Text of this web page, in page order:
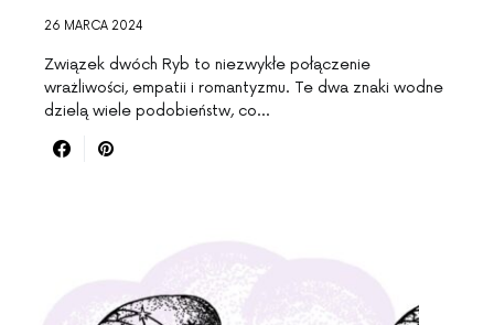
26 MARCA 2024
Związek dwóch Ryb to niezwykłe połączenie
wrażliwości, empatii i romantyzmu. Te dwa znaki wodne
dzielą wiele podobieństw, co…